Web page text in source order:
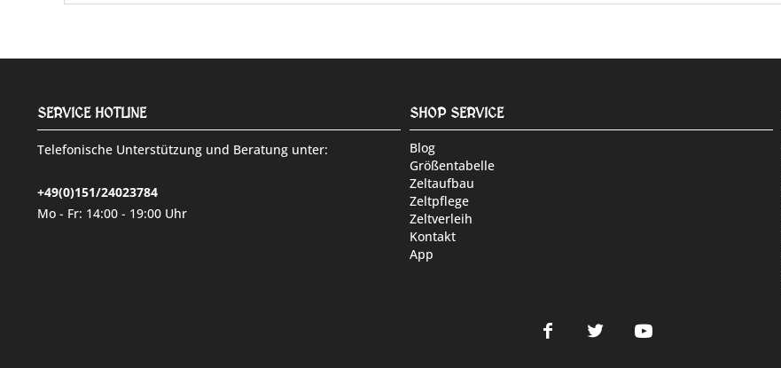
SERVICE HOTLINE
Telefonische Unterstützung und Beratung unter:
+49(0)151/24023784
Mo - Fr: 14:00 - 19:00 Uhr
SHOP SERVICE
Blog
Größentabelle
Zeltaufbau
Zeltpflege
Zeltverleih
Kontakt
App